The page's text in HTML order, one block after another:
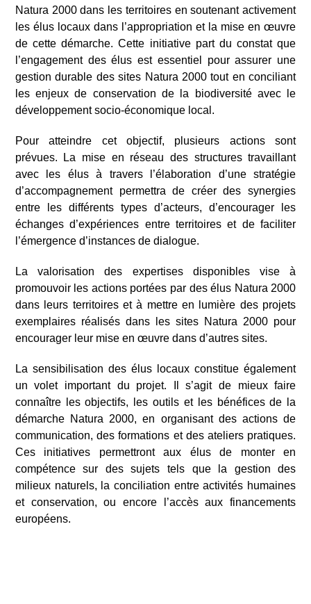
Natura 2000 dans les territoires en soutenant activement
les élus locaux dans l’appropriation et la mise en œuvre
de cette démarche. Cette initiative part du constat que
l’engagement des élus est essentiel pour assurer une
gestion durable des sites Natura 2000 tout en conciliant
les enjeux de conservation de la biodiversité avec le
développement socio-économique local.
Pour atteindre cet objectif, plusieurs actions sont
prévues. La mise en réseau des structures travaillant
avec les élus à travers l’élaboration d’une stratégie
d’accompagnement permettra de créer des synergies
entre les différents types d’acteurs, d’encourager les
échanges d’expériences entre territoires et de faciliter
l’émergence d’instances de dialogue.
La valorisation des expertises disponibles vise à
promouvoir les actions portées par des élus Natura 2000
dans leurs territoires et à mettre en lumière des projets
exemplaires réalisés dans les sites Natura 2000 pour
encourager leur mise en œuvre dans d’autres sites.
La sensibilisation des élus locaux constitue également
un volet important du projet. Il s’agit de mieux faire
connaître les objectifs, les outils et les bénéfices de la
démarche Natura 2000, en organisant des actions de
communication, des formations et des ateliers pratiques.
Ces initiatives permettront aux élus de monter en
compétence sur des sujets tels que la gestion des
milieux naturels, la conciliation entre activités humaines
et conservation, ou encore l’accès aux financements
européens.